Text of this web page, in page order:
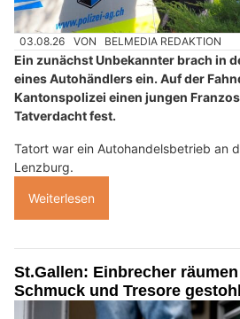
03.08.26 VON BELMEDIA REDAKTION
Ein zunächst Unbekannter brach in
eines Autohändlers ein. Auf der
Kantonspolizei einen jungen
Tatverdacht fest.
Tatort war ein Autohandelsbetrieb an
Lenzburg.
Weiterlesen
St.Gallen: Einbrecher
Schmuck und Tresore